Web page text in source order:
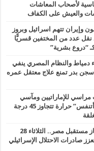
أغسطس 2026.. أوضاع قاسية لأصحاب المعاشات
وإيران تتهم اسرائيل وبروز
أوكرانيا والإمارات.. الجمعة 31 يوليو 2026.. نقل عدد من المختفين قسريًّا
“دروع بشرية”
دمياط والنظام المصري ينفي
الخميس 30 يوليو 2026.. إدارة سجن بدر تمنع علاج معتقل عمره
مراسي للإماراتيين ومآسي
للمصريين.. الأربعاء 29 يوليو 2026.. “حملة عايز أتنفس” حرارة تتجاوز 45 درجة
صيد بأمر عسكري بحيرة البردويل تحت إدارة جهاز مستقبل مصر.. الثلاثاء 28
بـ 20 مليار دولار تعزز صادرات الاحتلال الإسرائيلي